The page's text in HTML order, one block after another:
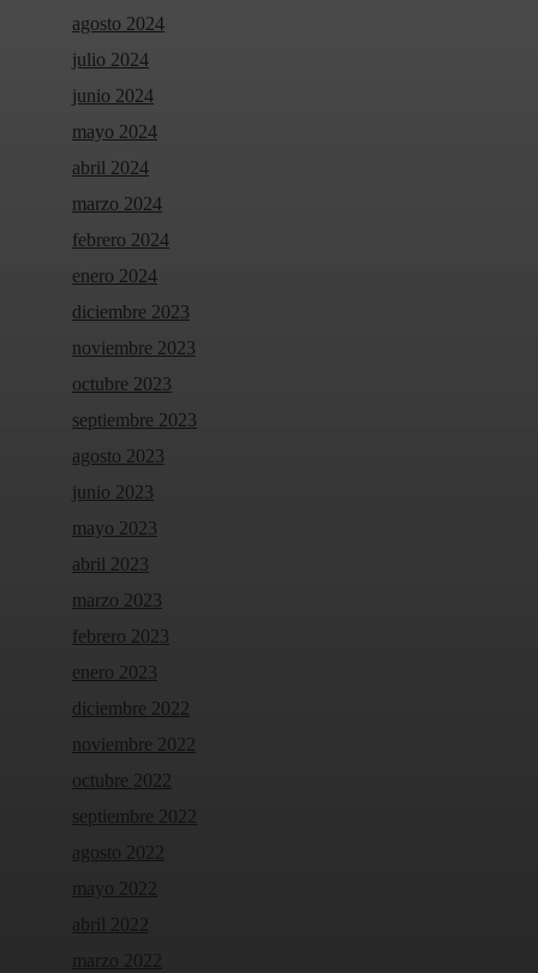
agosto 2024
julio 2024
junio 2024
mayo 2024
abril 2024
marzo 2024
febrero 2024
enero 2024
diciembre 2023
noviembre 2023
octubre 2023
septiembre 2023
agosto 2023
junio 2023
mayo 2023
abril 2023
marzo 2023
febrero 2023
enero 2023
diciembre 2022
noviembre 2022
octubre 2022
septiembre 2022
agosto 2022
mayo 2022
abril 2022
marzo 2022